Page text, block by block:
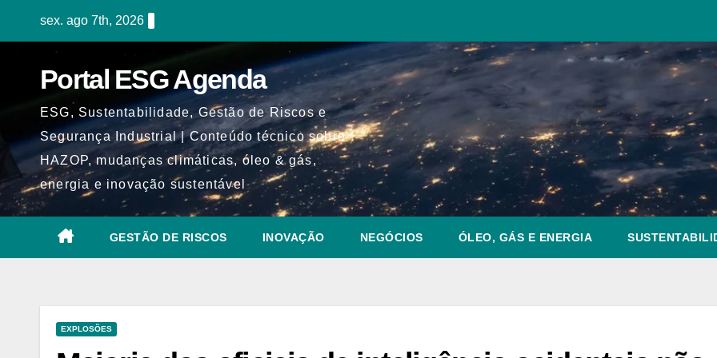
sex. ago 7th, 2026
Portal ESG Agenda
ESG, Sustentabilidade, Gestão de Riscos e
Segurança Industrial | Conteúdo técnico sobre
HAZOP, mudanças climáticas, óleo & gás,
energia e inovação sustentável
GESTÃO DE RISCOS INOVAÇÃO NEGÓCIOS ÓLEO, GÁS E ENERGIA
EXPLOSÕES